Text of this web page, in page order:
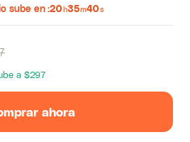
sube en 20h35m39s
a $297
ahora